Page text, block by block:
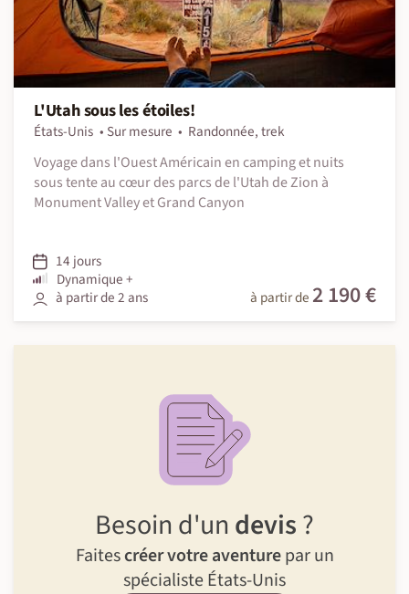
L'Utah sous les étoiles!
États-Unis Sur mesure
Randonnée, trek
Voyage dans l'Ouest Américain en camping et nuits
sous tente au cœur des parcs de l'Utah de Zion à
Monument Valley et Grand Canyon
14 jours
Dynamique +
à partir de 2 ans
à partir de 2 190 €
Besoin d'un devis?
Faitescréer votre aventurepar un
spécialiste États-Unis